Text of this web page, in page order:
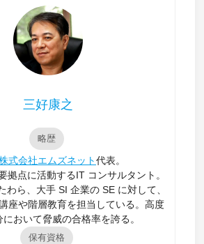
三好康之
略歴
式会社エムズネット代表。
拠点に活動するIT コンサルタント。
わら、大手 SI 企業の SE に対して、
座や階層教育を担当している。高度
において脅威の合格率を誇る。
保有資格